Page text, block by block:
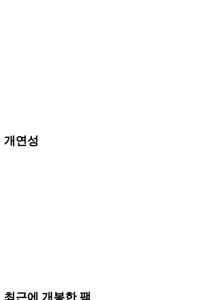
개연성
최근에 개봉한 팩